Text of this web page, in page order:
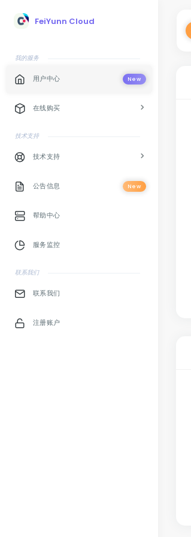
FeiYunn Cloud
我的服务
用户中心 New
在线购买
技术支持
技术支持
公告信息 New
帮助中心
服务监控
联系我们
联系我们
注册账户